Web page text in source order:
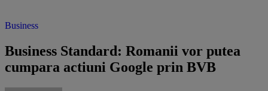
Business
Business Standard: Romanii vor putea
cumpara actiuni Google prin BVB